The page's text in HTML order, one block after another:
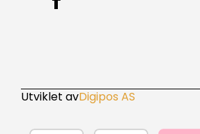
Utviklet avDigipos AS